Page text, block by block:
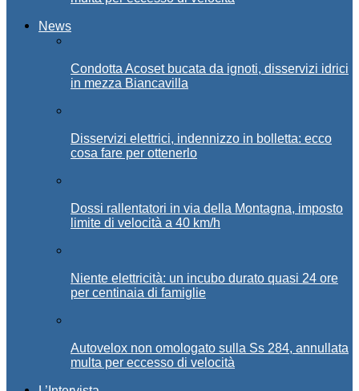
News
Condotta Acoset bucata da ignoti, disservizi idrici
in mezza Biancavilla
Disservizi elettrici, indennizzo in bolletta: ecco
cosa fare per ottenerlo
Dossi rallentatori in via della Montagna, imposto
limite di velocità a 40 km/h
Niente elettricità: un incubo durato quasi 24 ore
per centinaia di famiglie
Autovelox non omologato sulla Ss 284, annullata
multa per eccesso di velocità